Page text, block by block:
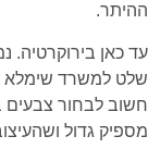
ההיתר.
עד כאן בירוקרטיה.
שלט למשרד שימלא
חשוב לבחור צבעים
מספיק גדול